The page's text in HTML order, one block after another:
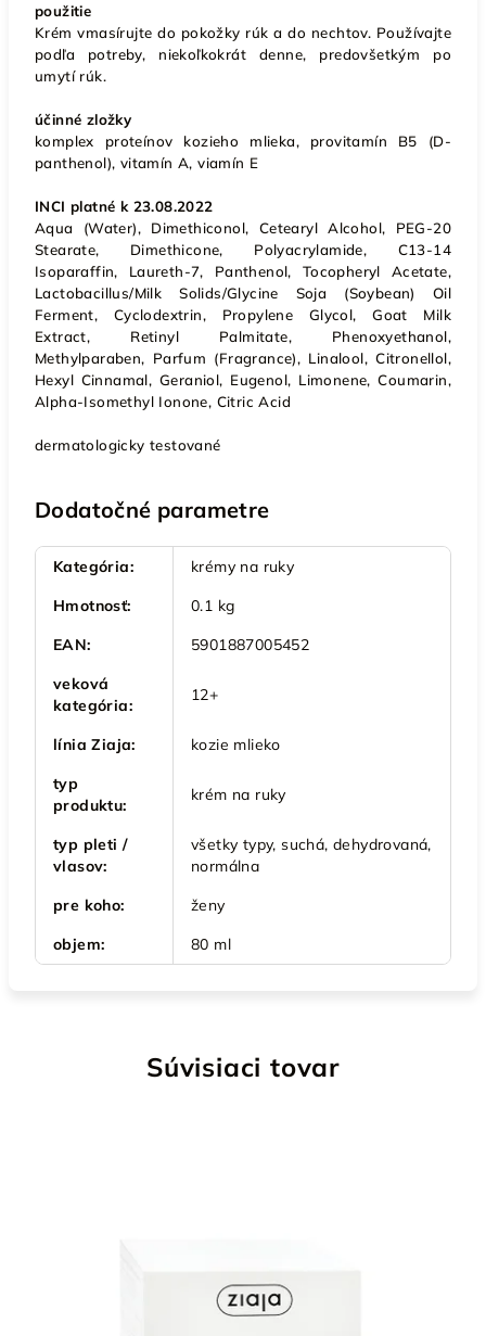
použitie
Krém vmasírujte do pokožky rúk a do nechtov. Používajte
podľa potreby, niekoľkokrát denne, predovšetkým po
umytí rúk.
účinné zložky
komplex proteínov kozieho mlieka, provitamín B5 (D-
panthenol), vitamín A, viamín E
INCI platné k 23.08.2022
Aqua (Water), Dimethiconol, Cetearyl Alcohol, PEG-20
Stearate, Dimethicone, Polyacrylamide, C13-14
Isoparaffin, Laureth-7, Panthenol, Tocopheryl Acetate,
Lactobacillus/Milk Solids/Glycine Soja (Soybean) Oil
Ferment, Cyclodextrin, Propylene Glycol, Goat Milk
Extract, Retinyl Palmitate, Phenoxyethanol,
Methylparaben, Parfum (Fragrance), Linalool, Citronellol,
Hexyl Cinnamal, Geraniol, Eugenol, Limonene, Coumarin,
Alpha-Isomethyl Ionone, Citric Acid
dermatologicky testované
Dodatočné parametre
Kategória:
krémy na ruky
Hmotnosť:
0.1 kg
EAN:
5901887005452
veková
kategória:
12+
línia Ziaja:
kozie mlieko
typ
produktu:
krém na ruky
typ pleti /
vlasov:
všetky typy, suchá, dehydrovaná,
normálna
pre koho:
ženy
objem: 80 ml
Súvisiaci tovar